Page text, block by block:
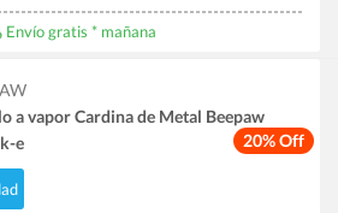
Envío gratis * mañana
20% Off
a vapor Cardina de Metal Beepaw
e